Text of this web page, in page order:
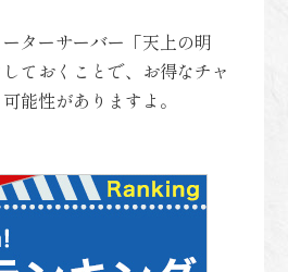
ターサーバー「天上の明
ておくことで、お得なチャ
能性がありますよ。